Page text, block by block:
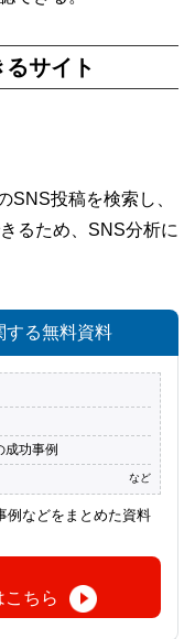
サイト
SNS投稿を検索し、
るため、SNS分析に
する無料資料
成功事例
など
例などをまとめた資料
こちら